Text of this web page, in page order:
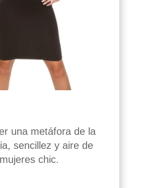
una metáfora de la
sencillez y aire de
mujeres chic.